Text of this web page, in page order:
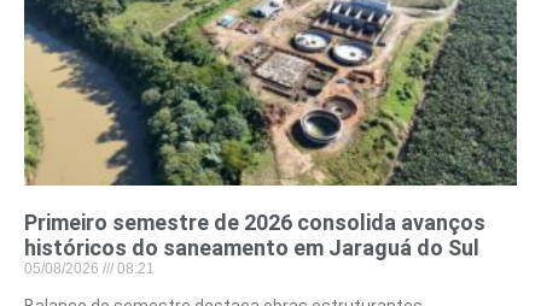
Primeiro semestre de 2026 consolida avanços
históricos do saneamento em Jaraguá do Sul
05/08/2026 08:21